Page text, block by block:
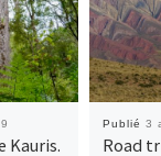
Kauris.
Publié 3
Road